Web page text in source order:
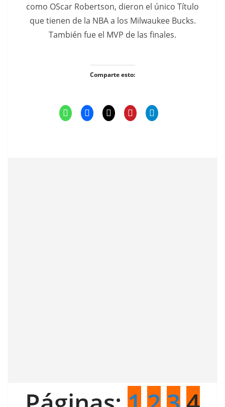
como OScar Robertson, dieron el único Título
que tienen de la NBA a los Milwaukee Bucks.
También fue el MVP de las finales.
Comparte esto: